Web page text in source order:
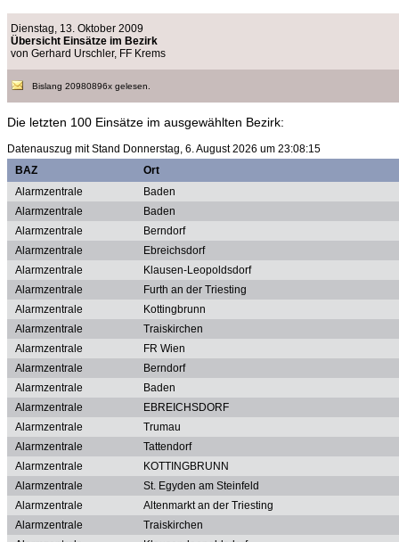
Dienstag, 13. Oktober 2009
Übersicht Einsätze im Bezirk
von Gerhard Urschler, FF Krems
Bislang 20980896x gelesen.
Die letzten 100 Einsätze im ausgewählten Bezirk:
Datenauszug mit Stand Donnerstag, 6. August 2026 um 23:08:15
BAZ
Ort